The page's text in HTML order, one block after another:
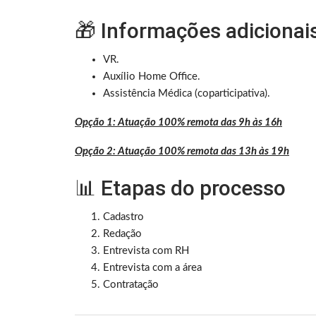
🎁 Informações
VR.
Auxílio Home Office.
Assistência Médica (coparticipativa).
Opção 1: Atuação 100% remota das 9h às 16h
Opção 2: Atuação 100% remota das 13h às 19h
📊 Etapas do processo
Cadastro
Redação
Entrevista com RH
Entrevista com a área
Contratação